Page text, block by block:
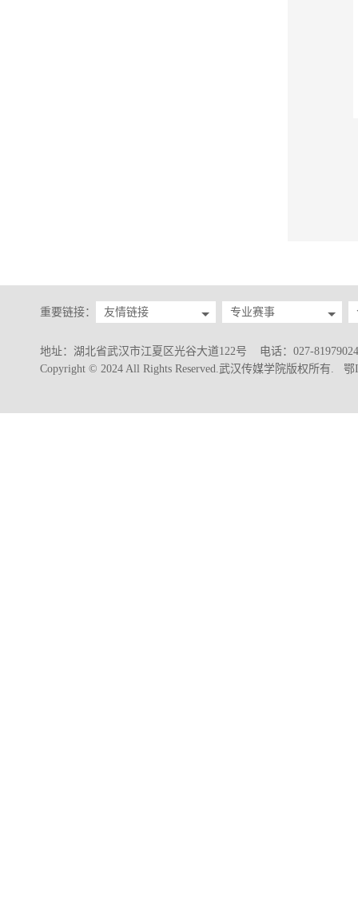
重要链接： 友情链接 专业赛事
地址：湖北省武汉市江夏区光谷大道122号 电话：027-81979024
Copyright © 2024 All Rights Reserved.武汉传媒学院版权所有. 鄂